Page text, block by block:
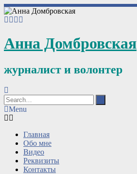
Анна Домбровская
журналист и волонтер
Menu
Главная
Обо мне
Видео
Реквизиты
Контакты